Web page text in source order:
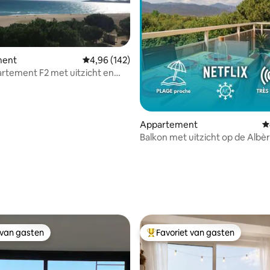
van 4,93 uit 5, 110 recensies
Gemiddelde beoordeling van 4,96 uit 5, 142
4,96 (142)
F2 met uitzicht en
Appartement
Balkon met uitzicht op de
gasten
gasten Topfavoriet van gasten
Favoriet van gasten